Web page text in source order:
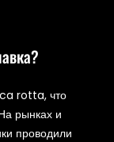
rotta, что
рынках и
проводили